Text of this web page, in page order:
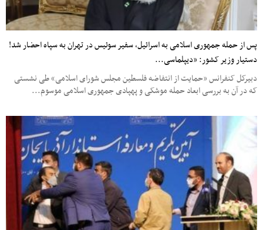
پس از حمله جمهوری اسلامی به اسرائیل، سفیر سوئیس در تهران به سپاه احضار شد!
دستیار وزیر کشور: «دیپلماسی...
دبیرکل کنفرانس «حمایت از انتفاضه فلسطین مجلس شورای اسلامی» طی نشستی
که در آن به بررسی ابعاد حمله موشکی و پهپادی جمهوری اسلامی موسوم...